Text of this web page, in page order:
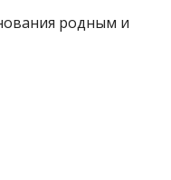
родным и